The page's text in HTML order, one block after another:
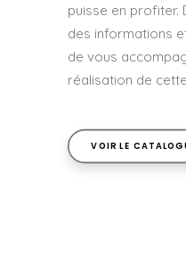
puisse en profiter.
des informations
de vous
réalisation de
VOIR LE